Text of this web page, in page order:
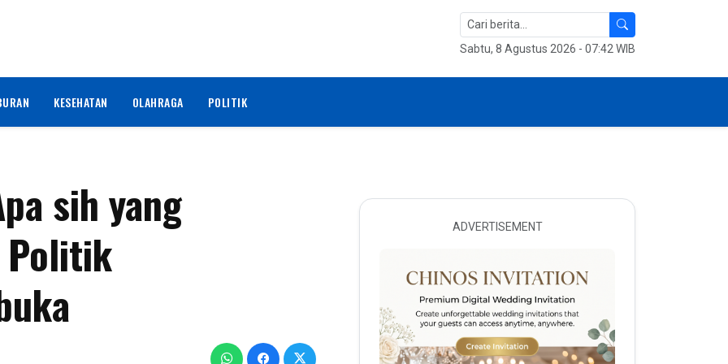
Sabtu, 8 Agustus 2026 - 07:42 WIB
KESEHATAN OLAHRAGA POLITIK
sih yang
Politik
ADVERTISEMENT